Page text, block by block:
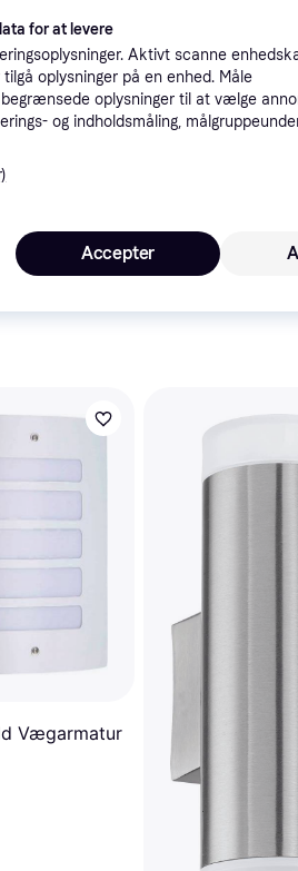
Laveste pris·69 kr. fragt,2-3 dage
Laveste pris·29 kr. fragt
Vægarmatur
for at levere
Aktivt scanne
oplysninger på en enhed. Måle
oplysninger til at vælge
og indholdsmåling,
Accepter